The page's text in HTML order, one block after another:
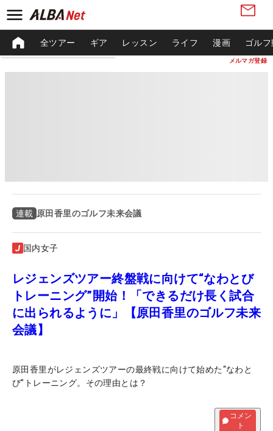
メルマガ登録
全ツアー ギア レッスン ライフ 漫画 ゴル
連載 原田香里のゴルフ未来会議
国内女子
レジェンズツアー終盤戦に向けて“なわとび
トレーニング”開始！「できるだけ長く試合
に出られるように」【原田香里のゴルフ未来
会議】
原田香里がレジェンズツアーの最終戦に向けて始めた“なわと
び”トレーニング。その理由とは？
コメン
ト